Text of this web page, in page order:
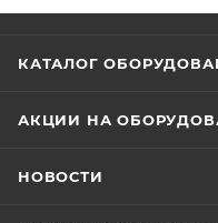
КАТАЛОГ
АКЦИИ НА
НОВОСТИ